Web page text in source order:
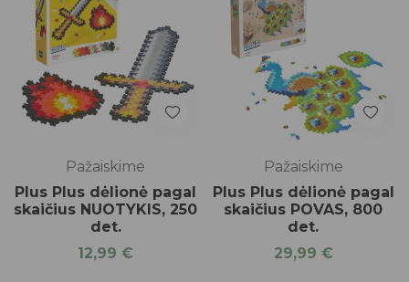
Pažaiskime
Plus Plus dėlionė pagal
skaičius NUOTYKIS, 250
det.
12,99€
Pažaiskime
Plus Plus dėlionė pagal
skaičius POVAS, 800
det.
29,99 €